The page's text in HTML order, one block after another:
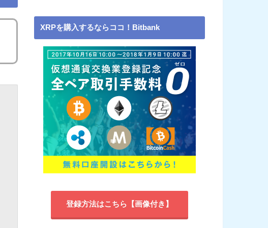
XRPを購入するならココ！Bitbank
登録方法はこちら【画像付き】